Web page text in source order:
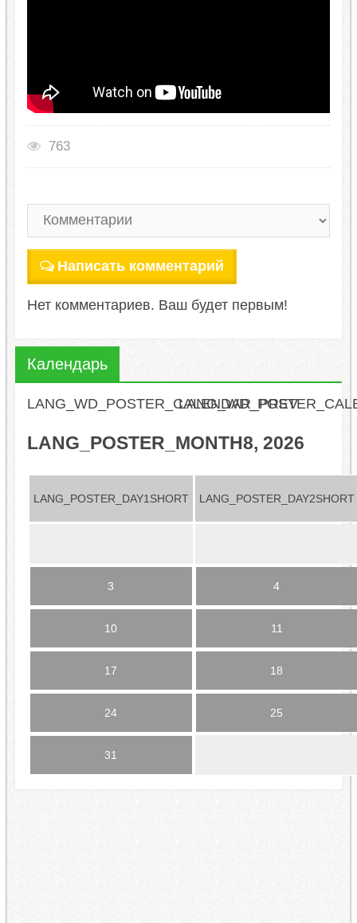
763
Написать комментарий
Нет комментариев. Ваш будет первым!
Календарь
LANG_WD_POSTER_CALENDAR_PREV
LANG_POSTER_MONTH8, 2026
LANG_POSTER_DAY1SHORT LANG_POSTER_DAY2SHORT
3 4
10 11
17 18
24 25
31